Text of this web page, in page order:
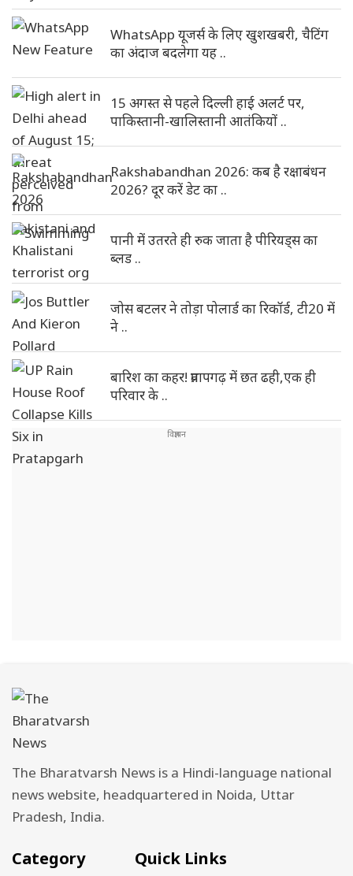
WhatsApp यूजर्स के लिए खुशखबरी, चैटिंग
का अंदाज बदलेगा यह ..
15 अगस्त से पहले दिल्ली हाई अलर्ट पर,
पाकिस्तानी-खालिस्तानी आतंकियों ..
Rakshabandhan 2026: कब है रक्षाबंधन
2026? दूर करें डेट का ..
पानी में उतरते ही रुक जाता है पीरियड्स का
ब्लड ..
जोस बटलर ने तोड़ा पोलार्ड का रिकॉर्ड, टी20 में
ने ..
बारिश का कहर! प्रतापगढ़ में छत ढही,एक ही
परिवार के ..
The Bharatvarsh News is a Hindi-language national
news website, headquartered in Noida, Uttar
Pradesh, India.
Category Quick Links